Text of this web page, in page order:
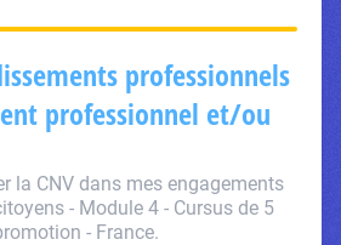
professionnels
professionnel et/ou
la CNV dans mes engagements
- Module 4 - Cursus de 5
- France.